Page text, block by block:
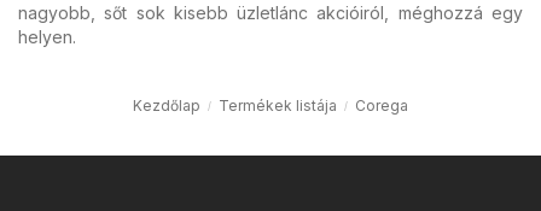
nagyobb, sőt sok kisebb üzletlánc akcióiról, méghozzá egy
helyen.
Kezdőlap Termékek listája Corega